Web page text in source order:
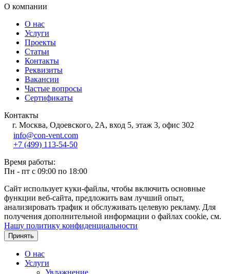
О компании
О нас
Услуги
Проекты
Статьи
Контакты
Реквизиты
Вакансии
Частые вопросы
Сертификаты
Контакты
г. Москва, Одоевского, 2А, вход 5, этаж 3, офис 302
info@con-vent.com
+7 (499) 113-54-50
Время работы:
Пн - пт с 09:00 по 18:00
Сайт использует куки-файлы, чтобы включить основные
функции веб-сайта, предложить вам лучший опыт,
анализировать трафик и обслуживать целевую рекламу. Для
получения дополнительной информации о файлах cookie, см.
Нашу политику конфиденциальности
Принять
О нас
Услуги
Увлажнение